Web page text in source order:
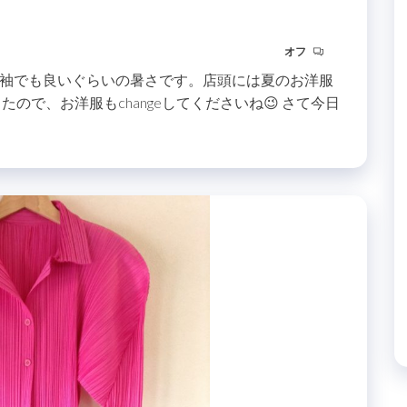
オフ
でも良いぐらいの暑さです。店頭には夏のお洋服
ので、お洋服もchangeしてくださいね😉 さて今日